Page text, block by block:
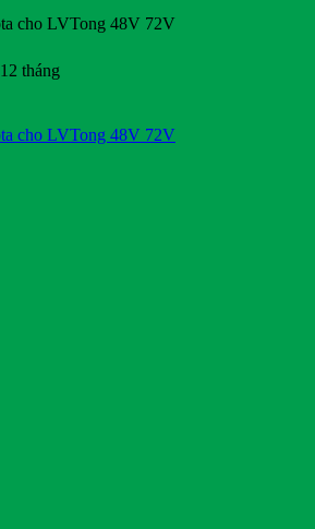
cho LVTong 48V 72V
tháng
cho LVTong 48V 72V